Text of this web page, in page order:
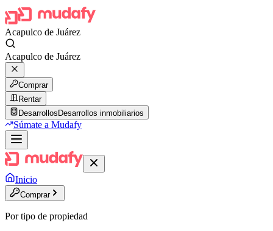
Acapulco de Juárez
Acapulco de Juárez
Comprar
Rentar
Desarrollos Desarrollos inmobiliarios
Súmate a Mudafy
Inicio
Comprar
Por tipo de propiedad